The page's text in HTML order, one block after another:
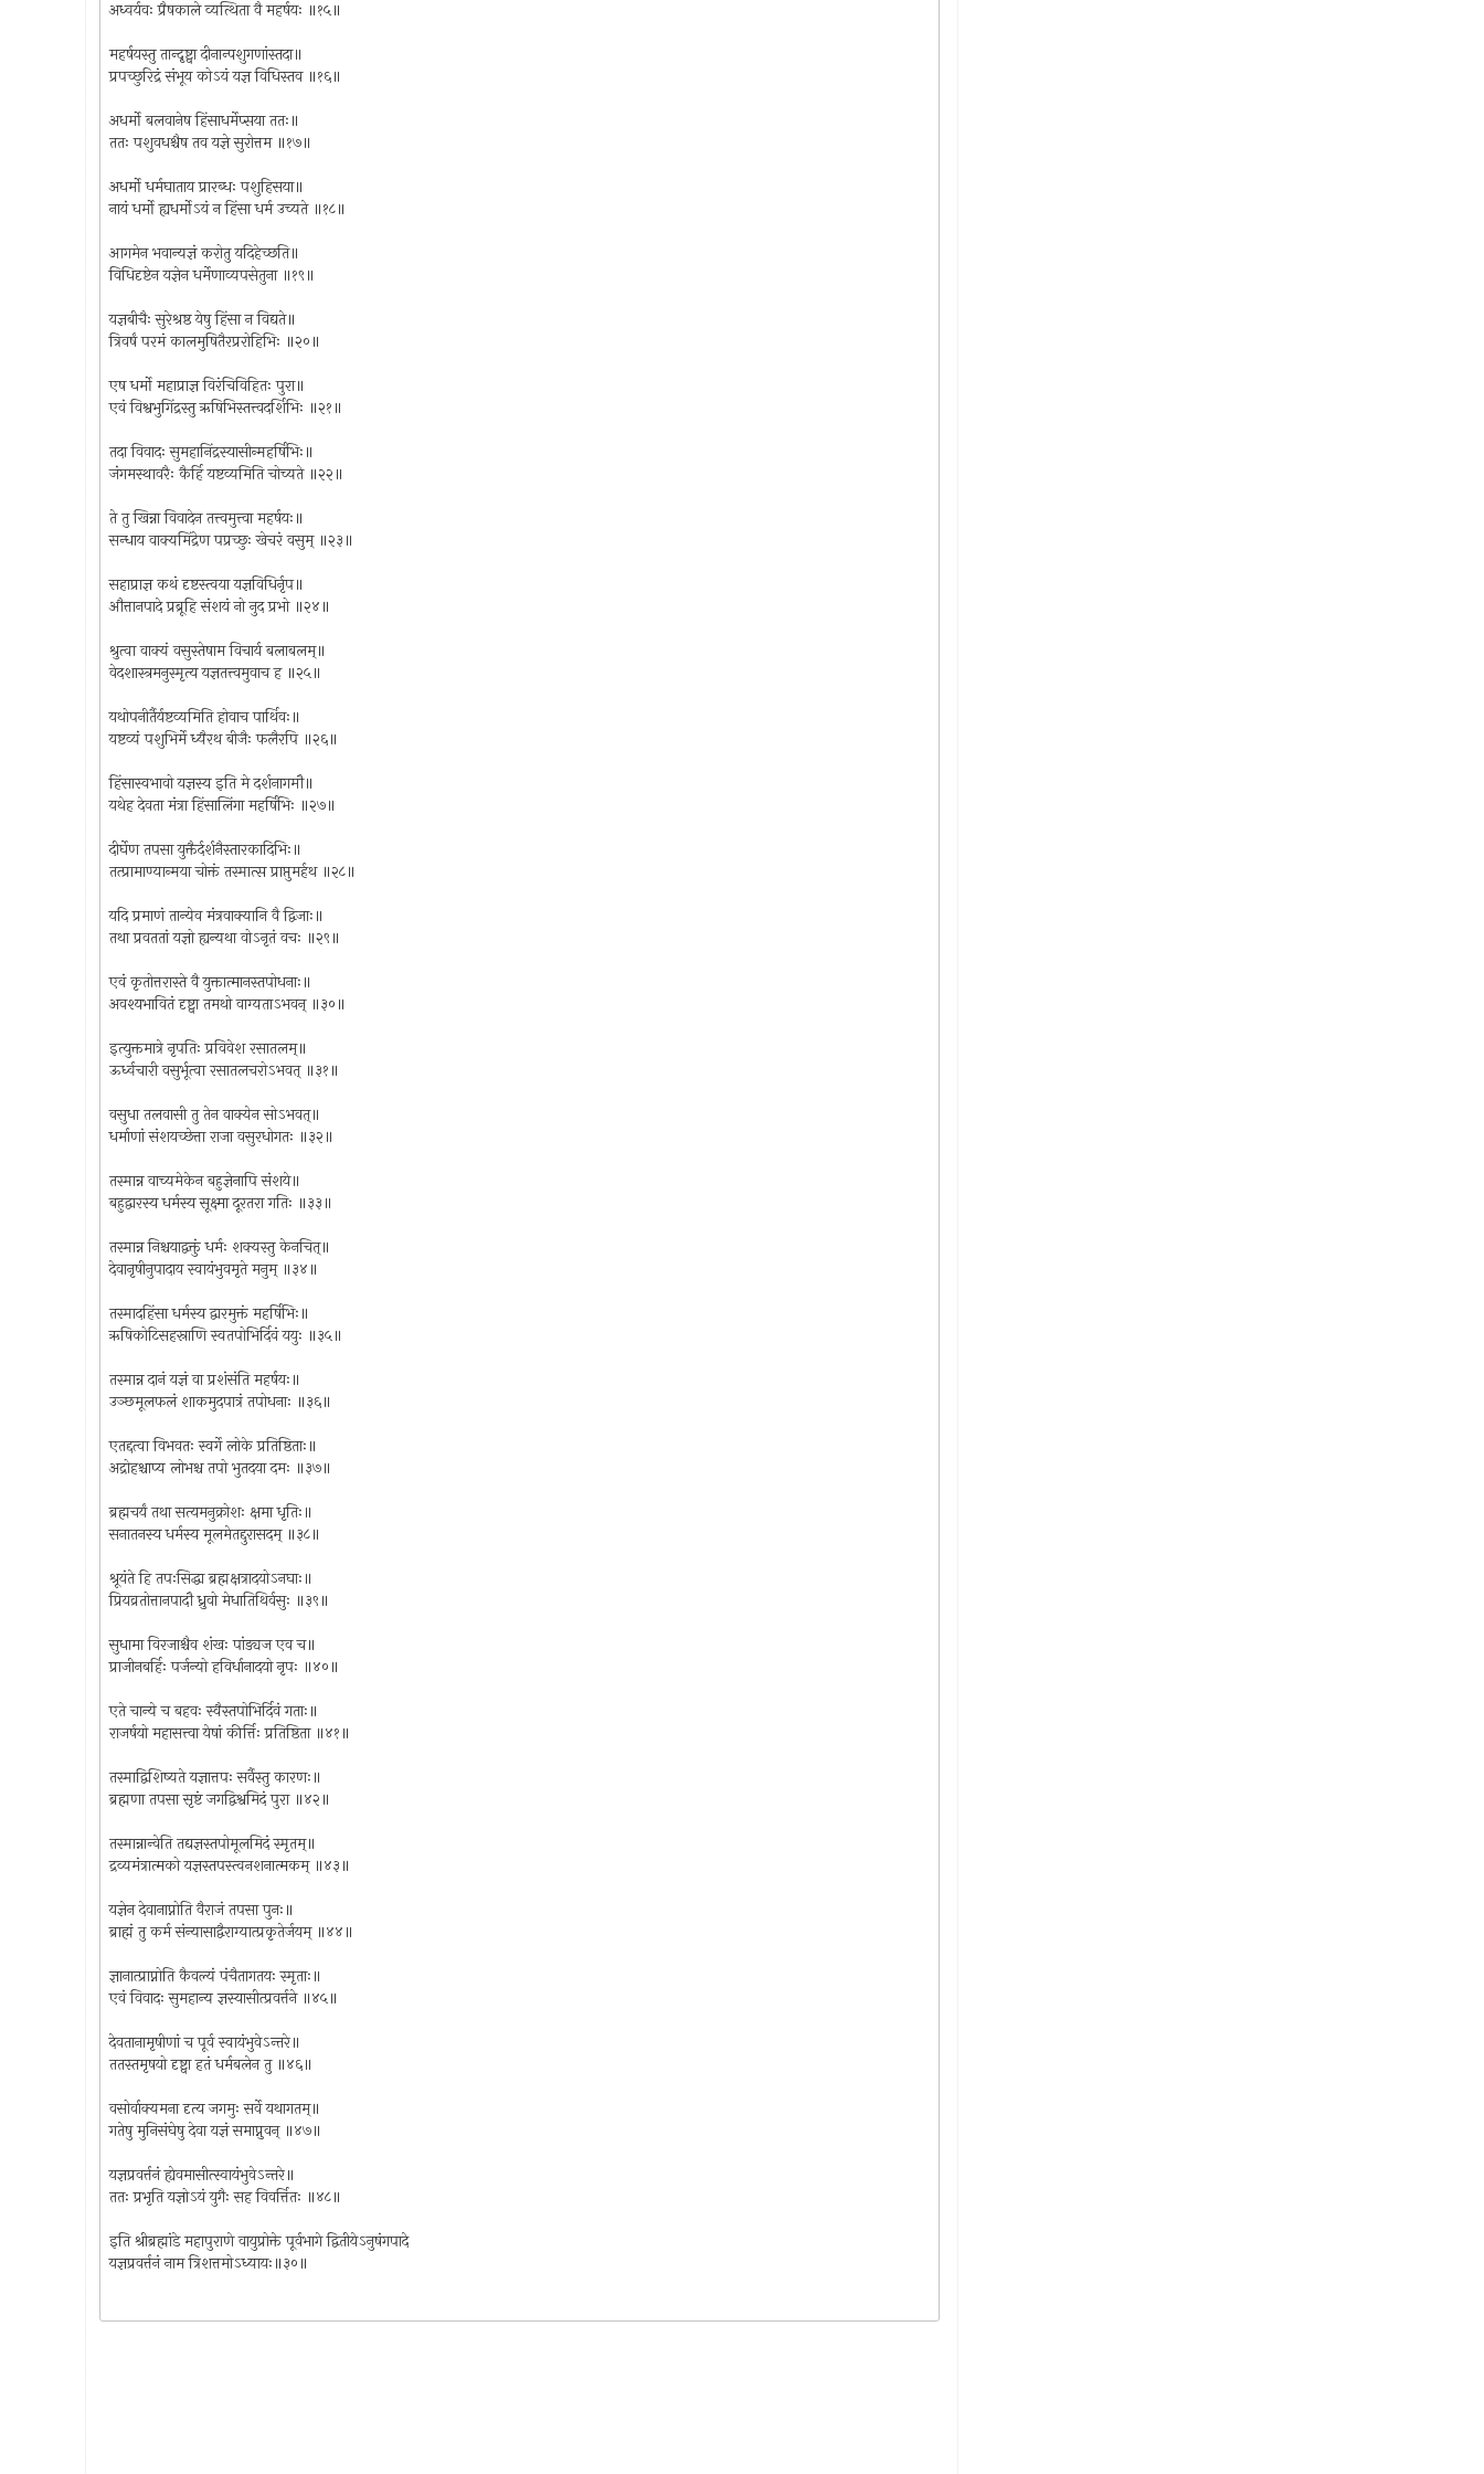
अध्वर्यवः प्रैषकाले व्यत्थिता वै महर्षयः ॥१५॥
महर्षयस्तु तान्दृष्ट्वा दीनान्पशुगणांस्तदा॥
प्रपच्छुरिद्रं संभूय कोऽयं यज्ञ विधिस्तव ॥१६॥
अधर्मो बलवानेष हिंसाधर्मेप्सया ततः॥
ततः पशुवधश्चैष तव यज्ञे सुरोत्तम ॥१७॥
अधर्मो धर्मघाताय प्रारब्धः पशुहिसया॥
नायं धर्मो ह्यधर्मोऽयं न हिंसा धर्म उच्यते ॥१८॥
आगमेन भवान्यज्ञं करोतु यदिहेच्छति॥
विधिदृष्टेन यज्ञेन धर्मेणाव्यपसेतुना ॥१९॥
यज्ञबीचैः सुरेश्रष्ठ येषु हिंसा न विद्यते॥
त्रिवर्षं परमं कालमुषितैरप्ररोहिभिः ॥२०॥
एष धर्मो महाप्राज्ञ विरंचिविहितः पुरा॥
एवं विश्वभुगिंद्रस्तु ऋषिभिस्तत्त्वदर्शिभिः ॥२१॥
तदा विवादः सुमहानिंद्रस्यासीन्महर्षिभिः॥
जंगमस्थावरैः कैर्हि यष्टव्यमिति चोच्यते ॥२२॥
ते तु खिन्ना विवादेन तत्त्वमुत्त्वा महर्षयः॥
सन्धाय वाक्यमिंद्रेण पप्रच्छुः खेचरं वसुम् ॥२३॥
सहाप्राज्ञ कथं दृष्टस्त्वया यज्ञविधिर्नृप॥
औत्तानपादे प्रब्रूहि संशयं नो नुद प्रभो ॥२४॥
श्रुत्वा वाक्यं वसुस्तेषाम विचार्य बलाबलम्॥
वेदशास्त्रमनुस्मृत्य यज्ञतत्त्वमुवाच ह ॥२५॥
यथोपनीर्तैर्यष्टव्यमिति होवाच पार्थिवः॥
यष्टव्यं पशुभिर्मे ध्यैरथ बीजैः फलैरपि ॥२६॥
हिंसास्वभावो यज्ञस्य इति मे दर्शनागमौ॥
यथेह देवता मंत्रा हिंसालिंगा महर्षिभिः ॥२७॥
दीर्घेण तपसा युक्तैर्दर्शनैस्तारकादिभिः॥
तत्प्रामाण्यान्मया चोक्तं तस्मात्स प्राप्तुमर्हथ ॥२८॥
यदि प्रमाणं तान्येव मंत्रवाक्यानि वै द्विजाः॥
तथा प्रवततां यज्ञो ह्यन्यथा वोऽनृतं वचः ॥२९॥
एवं कृतोत्तरास्ते वै युक्तात्मानस्तपोधनाः॥
अवश्यभावितं दृष्ट्वा तमथो वाग्यताऽभवन् ॥३०॥
इत्युक्तमात्रे नृपतिः प्रविवेश रसातलम्॥
ऊर्ध्वचारी वसुर्भूत्वा रसातलचरोऽभवत् ॥३१॥
वसुधा तलवासी तु तेन वाक्येन सोऽभवत्॥
धर्माणां संशयच्छेत्ता राजा वसुरधोगतः ॥३२॥
तस्मान्न वाच्यमेकेन बहुज्ञेनापि संशये॥
बहुद्वारस्य धर्मस्य सूक्ष्मा दूरतरा गतिः ॥३३॥
तस्मान्न निश्चयाद्वक्तुं धर्मः शक्यस्तु केनचित्॥
देवानृषीनुपादाय स्वायंभुवमृते मनुम् ॥३४॥
तस्मादहिंसा धर्मस्य द्वारमुक्तं महर्षिभिः॥
ऋषिकोटिसहस्राणि स्वतपोभिर्दिवं ययुः ॥३५॥
तस्मान्न दानं यज्ञं वा प्रशंसंति महर्षयः॥
उञ्छमूलफलं शाकमुदपात्रं तपोधनाः ॥३६॥
एतद्दत्वा विभवतः स्वर्गे लोके प्रतिष्ठिताः॥
अद्रोहश्चाप्य लोभश्च तपो भुतदया दमः ॥३७॥
ब्रह्मचर्यं तथा सत्यमनुक्रोशः क्षमा धृतिः॥
सनातनस्य धर्मस्य मूलमेतद्दुरासदम् ॥३८॥
श्रूयंते हि तपःसिद्धा ब्रह्मक्षत्रादयोऽनघाः॥
प्रियव्रतोत्तानपादौ ध्रुवो मेधातिथिर्वसुः ॥३९॥
सुधामा विरजाश्चैव शंखः पांड्यज एव च॥
प्राजीनबर्हिः पर्जन्यो हविर्धानादयो नृपः ॥४०॥
एते चान्ये च बहवः स्वैस्तपोभिर्दिवं गताः॥
राजर्षयो महासत्त्वा येषां कीर्त्तिः प्रतिष्ठिता ॥४१॥
तस्माद्विशिष्यते यज्ञात्तपः सर्वैस्तु कारणः॥
ब्रह्मणा तपसा सृष्टं जगद्विश्वमिदं पुरा ॥४२॥
तस्मान्नान्वेति तद्यज्ञस्तपोमूलमिदं स्मृतम्॥
द्रव्यमंत्रात्मको यज्ञस्तपस्त्वनशनात्मकम् ॥४३॥
यज्ञेन देवानाप्नोति वैराजं तपसा पुनः॥
ब्राह्मं तु कर्म संन्यासाद्वैराग्यात्प्रकृतेर्जयम् ॥४४॥
ज्ञानात्प्राप्नोति कैवल्यं पंचैतागतयः स्मृताः॥
एवं विवादः सुमहान्य ज्ञस्यासीत्प्रवर्त्तने ॥४५॥
देवतानामृषीणां च पूर्व स्वायंभुवेऽन्तरे॥
ततस्तमृषयो दृष्ट्वा हतं धर्मबलेन तु ॥४६॥
वसोर्वाक्यमना दृत्य जगमुः सर्वे यथागतम्॥
गतेषु मुनिसंघेषु देवा यज्ञं समाप्नुवन् ॥४७॥
यज्ञप्रवर्त्तनं ह्येवमासीत्स्वायंभुवेऽन्तरे॥
ततः प्रभृति यज्ञोऽयं युगैः सह विवर्त्तितः ॥४८॥
इति श्रीब्रह्मांडे महापुराणे वायुप्रोक्ते पूर्वभागे द्वितीयेऽनुषंगपादे
यज्ञप्रवर्त्तनं नाम त्रिशत्तमोऽध्यायः॥३०॥